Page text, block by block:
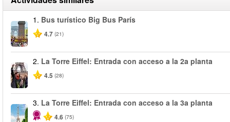
1. Bus turístico Big Bus París
4.7 (21)
2. La Torre Eiffel: Entrada con acceso a la 2a planta
4.5 (28)
3. La Torre Eiffel: Entrada con acceso a la 3a planta
4.6 (75)